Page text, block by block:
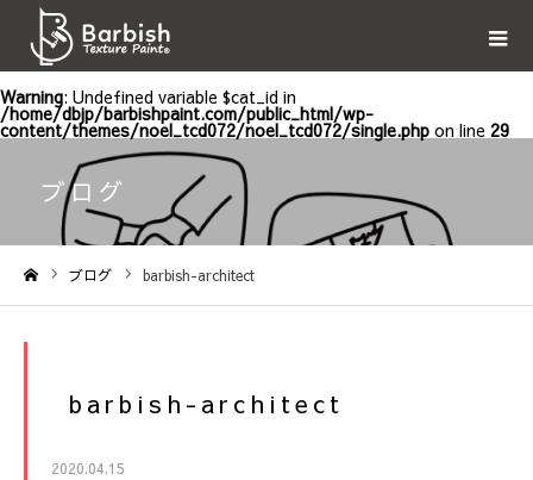
Warning: Undefined variable $cat_id in
/home/dbjp/barbishpaint.com/public_html/wp-
content/themes/noel_tcd072/noel_tcd072/single.php on line 29
ブログ
ブログ barbish-architect
barbish-architect
2020.04.15